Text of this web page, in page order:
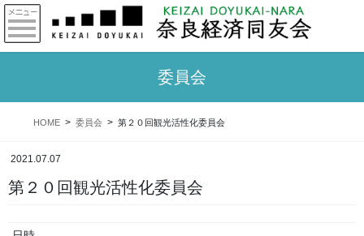
委員会
HOME 委員会 第２０回観光活性化委員会
2021.07.07
第２０回観光活性化委員会